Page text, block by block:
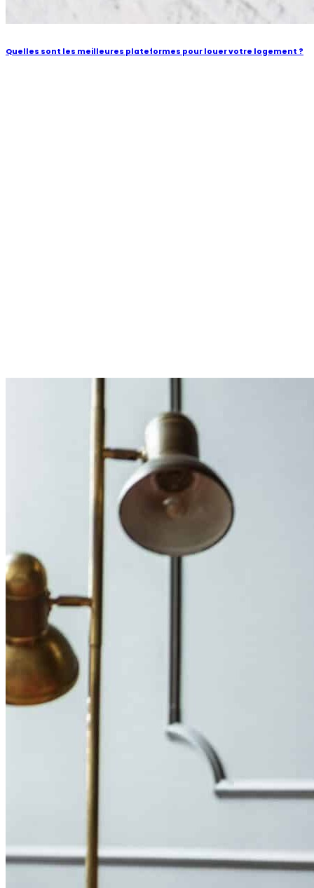
Quelles sont les meilleures plateformes pour louer votre logement ?